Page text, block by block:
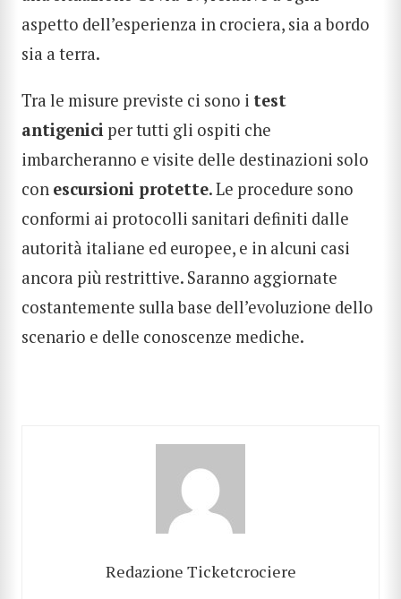
CERCA
aspetto dell’esperienza in crociera, sia a bordo
sia a terra.
Tra le misure previste ci sono i test
antigenici per tutti gli ospiti che
imbarcheranno e visite delle destinazioni solo
con escursioni protette. Le procedure sono
conformi ai protocolli sanitari definiti dalle
autorità italiane ed europee, e in alcuni casi
ancora più restrittive. Saranno aggiornate
costantemente sulla base dell’evoluzione dello
scenario e delle conoscenze mediche.
Redazione Ticketcrociere